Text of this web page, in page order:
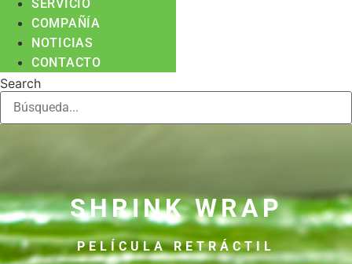
SERVICIO
COMPAÑÍA
NOTICIAS
CONTACTO
Search
SHRINK WRAP
PELÍCULA RETRÁCTIL